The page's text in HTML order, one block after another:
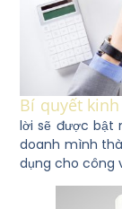
Bí quyết
lời sẽ được bật
doanh mình
dụng cho công